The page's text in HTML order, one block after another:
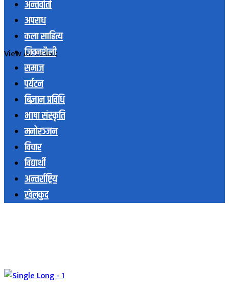
View All Result
अन्तर्वार्ता
अपराध
कला साहित्य
जिवनशैली
समाज
पर्यटन
बिज्ञान प्रविधि
भाषा संस्कृति
मनोरञ्जन
विचार
विद्यार्थी
अन्तर्राष्ट्रिय
खेलकुद